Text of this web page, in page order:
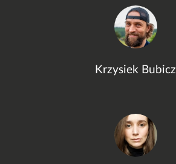
Krzysiek Bubicz